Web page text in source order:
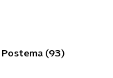
(93)